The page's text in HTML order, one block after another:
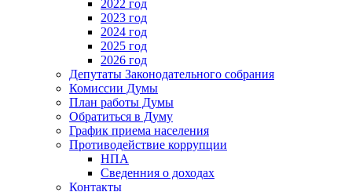
2022 год
2023 год
2024 год
2025 год
2026 год
Депутаты Законодательного собрания
Комиссии Думы
План работы Думы
Обратиться в Думу
График приема населения
Противодействие коррупции
НПА
Сведенния о доходах
Контакты